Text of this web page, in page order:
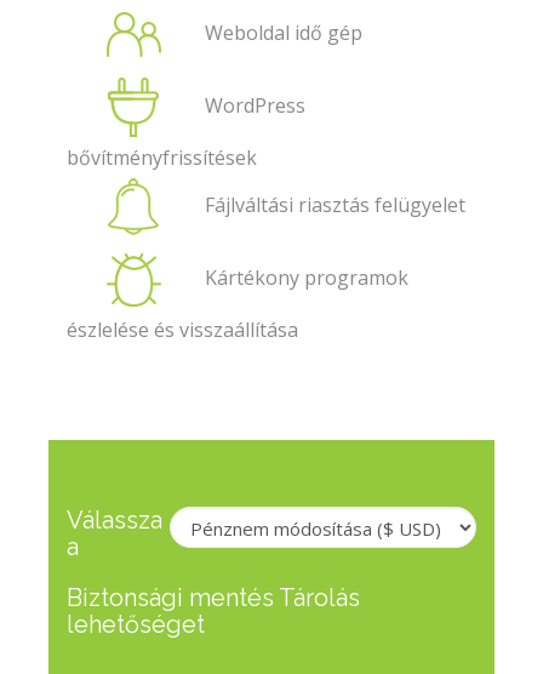
Weboldal idő gép
WordPress
bővítményfrissítések
Fájlváltási riasztás felügyelet
Kártékony programok
észlelése és visszaállítása
Válassza
a
Biztonsági mentés Tárolás
lehetőséget